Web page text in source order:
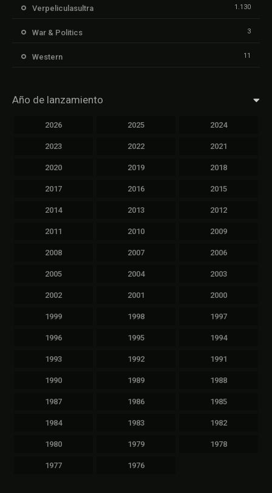
Verpeliculasultra 1.130
War & Politics 3
Western 11
Año de lanzamiento
2026 2025 2024
2023 2022 2021
2020 2019 2018
2017 2016 2015
2014 2013 2012
2011 2010 2009
2008 2007 2006
2005 2004 2003
2002 2001 2000
1999 1998 1997
1996 1995 1994
1993 1992 1991
1990 1989 1988
1987 1986 1985
1984 1983 1982
1980 1979 1978
1977 1976